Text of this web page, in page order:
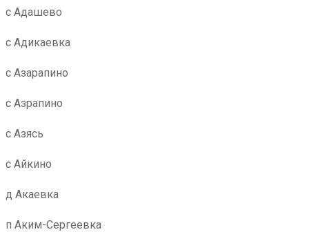
с Адашево
с Адикаевка
с Азарапино
с Азрапино
с Азясь
с Айкино
д Акаевка
п Аким-Сергеевка